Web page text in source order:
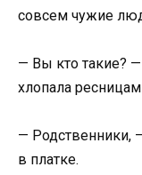
совсем чужие
— Вы кто такие?
хлопала
— Родственники,
в платке.